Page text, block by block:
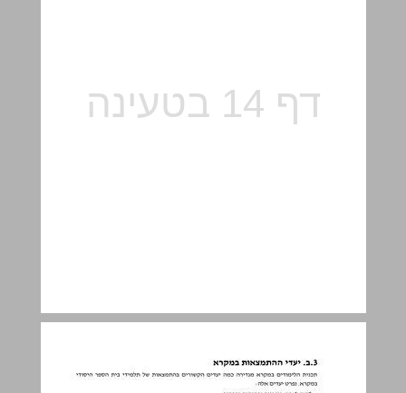
3.ב. יעדי ההתמצאות במקרא ... 15